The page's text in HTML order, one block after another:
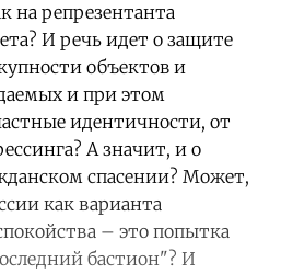
на репрезентанта
И речь идет о защите
объектов и
и при этом
идентичности, от
А значит, и о
спасении? Может,
как варианта
– это попытка
бастион"? И